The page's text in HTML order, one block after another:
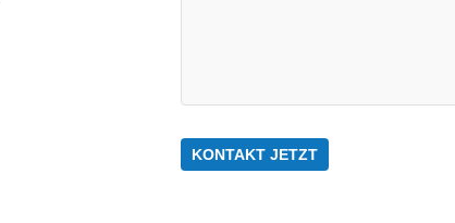
KONTAKT JETZT